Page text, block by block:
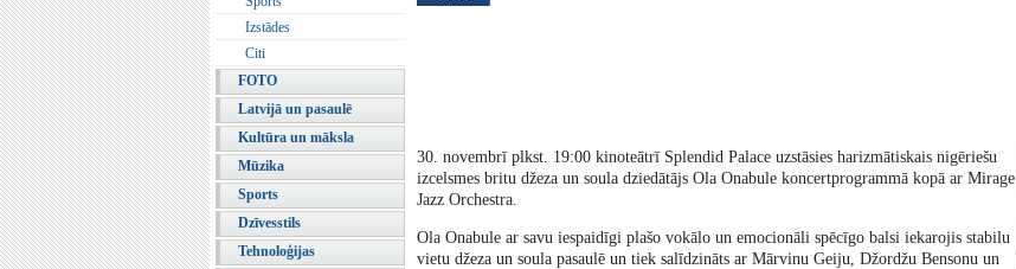
Izstādes
Citi
FOTO
Latvijā un pasaulē
Kultūra un māksla
Mūzika
Sports
Dzīvesstils
Tehnoloģijas
30. novembrī plkst. 19:00 kinoteātrī Splendid Palace uzstāsies harizmātiskais nigēriešu
izcelsmes britu džeza un soula dziedātājs Ola Onabule koncertprogrammā kopā ar Mirage
Jazz Orchestra.
Ola Onabule ar savu iespaidīgi plašo vokālo un emocionāli spēcīgo balsi iekarojis stabilu
vietu džeza un soula pasaulē un tiek salīdzināts ar Mārvinu Geiju, Džordžu Bensonu un